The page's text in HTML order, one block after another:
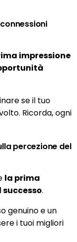
impressione
se il tuo
Ricorda, ogni
percezione del
la prima
.
genuino e un
i tuoi migliori